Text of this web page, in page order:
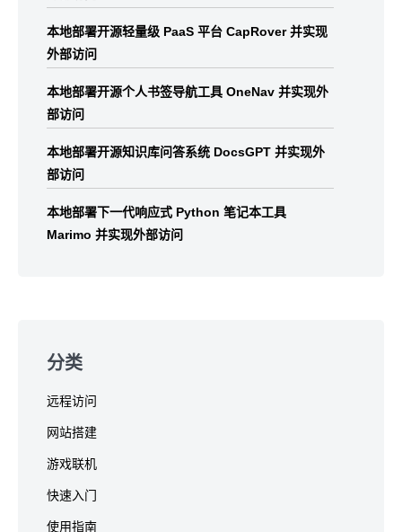
本地部署开源轻量级 PaaS 平台 CapRover 并实现
外部访问
本地部署开源个人书签导航工具 OneNav 并实现外
部访问
本地部署开源知识库问答系统 DocsGPT 并实现外
部访问
本地部署下一代响应式 Python 笔记本工具
Marimo 并实现外部访问
分类
远程访问
网站搭建
游戏联机
快速入门
使用指南